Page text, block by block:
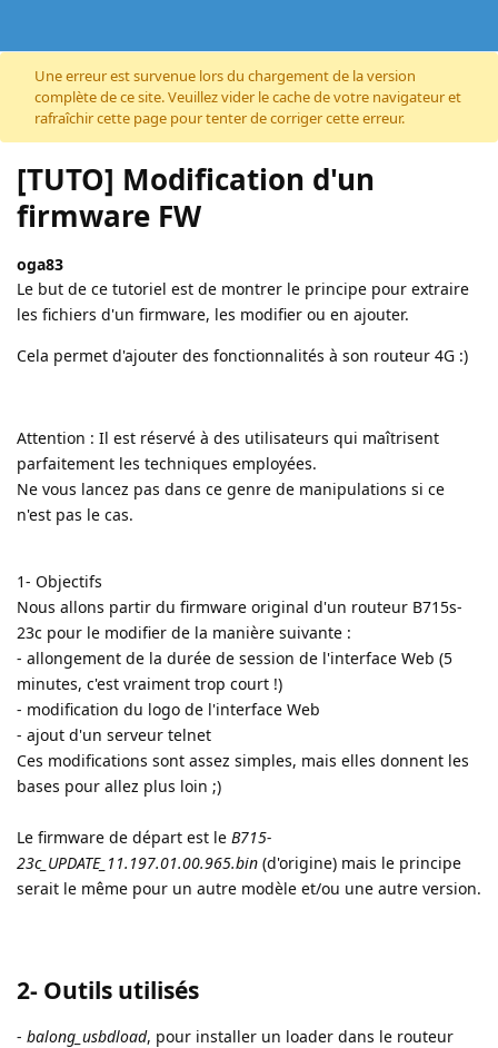
Accéder au contenu
Une erreur est survenue lors du chargement de la version
complète de ce site. Veuillez vider le cache de votre navigateur et
rafraîchir cette page pour tenter de corriger cette erreur.
[TUTO] Modification d'un
firmware FW
oga83
Le but de ce tutoriel est de montrer le principe pour extraire
les fichiers d'un firmware, les modifier ou en ajouter.
Cela permet d'ajouter des fonctionnalités à son routeur 4G :)
Attention : Il est réservé à des utilisateurs qui maîtrisent
parfaitement les techniques employées.
Ne vous lancez pas dans ce genre de manipulations si ce
n'est pas le cas.
1- Objectifs
Nous allons partir du firmware original d'un routeur B715s-
23c pour le modifier de la manière suivante :
- allongement de la durée de session de l'interface Web (5
minutes, c'est vraiment trop court !)
- modification du logo de l'interface Web
- ajout d'un serveur telnet
Ces modifications sont assez simples, mais elles donnent les
bases pour allez plus loin ;)
Le firmware de départ est le B715-
23c_UPDATE_11.197.01.00.965.bin (d'origine) mais le principe
serait le même pour un autre modèle et/ou une autre version.
2- Outils utilisés
- balong_usbdload, pour installer un loader dans le routeur